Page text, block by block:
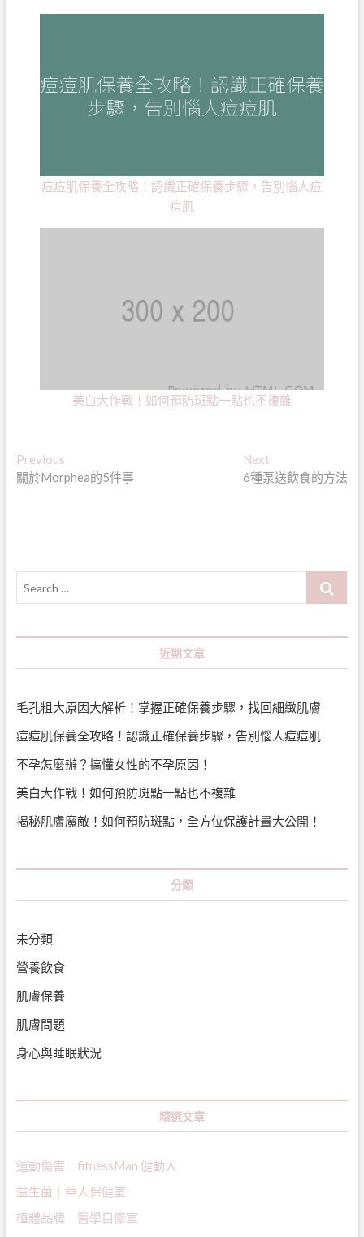
痘痘肌保養全攻略！認識正確保養步驟，告別惱人痘
痘肌
美白大作戰！如何預防斑點一點也不複雜
文
章
PreviousPrevious
post:
關於Morphea的5件事
Next
post:
6種泵送飲食的方法
Search
近期文章
毛孔粗大原因大解析！掌握正確保養步驟，找回細緻肌膚
痘痘肌保養全攻略！認識正確保養步驟，告別惱人痘痘肌
不孕怎麼辦？搞懂女性的不孕原因！
美白大作戰！如何預防斑點一點也不複雜
揭秘肌膚魔敵！如何預防斑點，全方位保護計畫大公開！
分類
未分類
營養飲食
肌膚保養
肌膚問題
身心與睡眠狀況
精選文章
運動傷害｜fitnessMan 健動人
益生菌｜ 華人保健室
植體品牌｜醫學自修室